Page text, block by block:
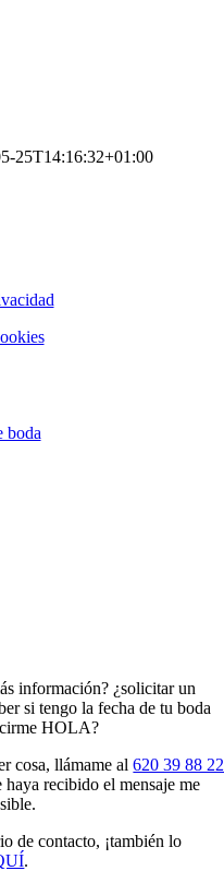
25T14:16:32+01:00
información? ¿solicitar un
si tengo la fecha de tu boda
HOLA?
cosa, llámame al620 39 88 22
recibido el mensaje me
de contacto, ¡también lo
.